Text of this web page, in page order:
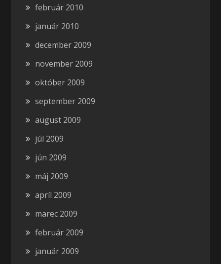
február 2010
január 2010
december 2009
november 2009
október 2009
september 2009
august 2009
júl 2009
jún 2009
máj 2009
apríl 2009
marec 2009
február 2009
január 2009